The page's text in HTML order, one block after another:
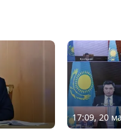
17:09, 20